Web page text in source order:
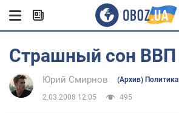
Страшный сон ВВП
Юрий Смирнов (Архив) Политика
2.03.2008 12:05 495